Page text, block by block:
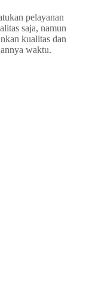
pelayanan
saja, namun
kualitas dan
waktu.